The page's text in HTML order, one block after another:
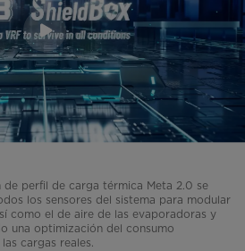
perfil de carga térmica Meta 2.0 se
los sensores del sistema para modular
como el de aire de las evaporadoras y
una optimización del consumo
cargas reales.